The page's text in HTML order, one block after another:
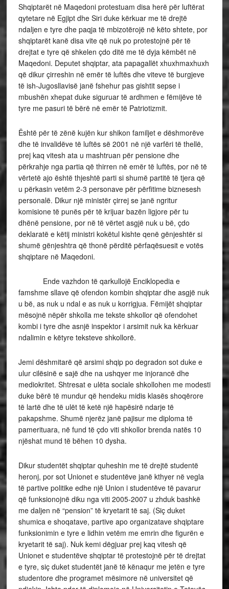
Shqiptarët në Maqedoni protestuam disa herë për luftërat
qytetare në Egjipt dhe Siri duke kërkuar me të drejtë
ndaljen e tyre dhe paqja të mbizotërojë në këto shtete, por
shqiptarët kanë disa vite që nuk po protestojnë për të
drejtat e tyre që shkelen çdo ditë me të dyja këmbët në
Maqedoni. Deputet shqiptar, ata papagallët xhuxhmaxhuxh
që dikur çirreshin në emër të luftës dhe viteve të burgjeve
të ish-Jugosllavisë janë fshehur pas gishtit sepse i
mbushën xhepat duke siguruar të ardhmen e fëmijëve të
tyre me pasuri të bërë në emër të Patriotizmit.
Është për të zënë kujën kur shikon familjet e dëshmorëve
dhe të invalidëve të luftës së 2001 në një varfëri të thellë,
prej kaq vitesh ata u mashtruan për pensione dhe
përkrahje nga partia që thirren në emër të luftës, por në të
vërtetë ajo është thjeshtë parti si shumë partitë të tjera që
u përkasin vetëm 2-3 personave për përfitime biznesesh
personalë. Dikur një ministër çirrej se janë ngritur
komisione të punës për të krijuar bazën ligjore për tu
dhënë pensione, por në të vërtet asgjë nuk u bë, çdo
deklaratë e këtij ministri kokëtul kishte qenë gënjeshtër si
shumë gënjeshtra që thonë përditë përfaqësuesit e votës
shqiptare në Maqedoni.
Ende vazhdon të qarkullojë Enciklopedia e
famshme sllave që ofendon kombin shqiptar dhe asgjë nuk
u bë, as nuk u ndal e as nuk u korrigjua. Fëmijët shqiptar
mësojnë nëpër shkolla me tekste shkollor që ofendohet
kombi i tyre dhe asnjë inspektor i arsimit nuk ka kërkuar
ndalimin e këtyre teksteve shkollorë.
Jemi dëshmitarë që arsimi shqip po degradon sot duke e
ulur cilësinë e sajë dhe na ushqyer me injorancë dhe
mediokritet. Shtresat e ulëta sociale shkollohen me modesti
duke bërë të mundur që hendeku midis klasës shoqërore
të lartë dhe të ulët të ketë një hapësirë ndarje të
pakapshme. Shumë njerëz janë pajisur me diploma të
pamerituara, në fund të çdo viti shkollor brenda natës 10
njëshat mund të bëhen 10 dysha.
Dikur studentët shqiptar quheshin me të drejtë studentë
heronj, por sot Unionet e studentëve janë kthyer në vegla
të partive politike edhe një Union i studentëve të pavarur
që funksionojnë diku nga viti 2005-2007 u zhduk bashkë
me daljen në “pension” të kryetarit të saj. (Siç duket
shumica e shoqatave, partive apo organizatave shqiptare
funksionimin e tyre e lidhin vetëm me emrin dhe figurën e
kryetarit të saj). Nuk kemi dëgjuar prej kaq vitesh që
Unionet e studentëve shqiptar të protestojnë për të drejtat
e tyre, siç duket studentët janë të kënaqur me jetën e tyre
studentore dhe programet mësimore në universitet që